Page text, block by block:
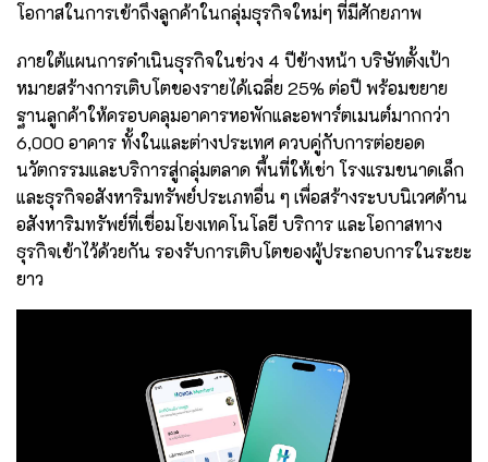
โอกาสในการเข้าถึงลูกค้าในกลุ่มธุรกิจใหม่ๆ ที่มีศักยภาพ
ภายใต้แผนการดำเนินธุรกิจในช่วง 4 ปีข้างหน้า บริษัทตั้งเป้า
หมายสร้างการเติบโตของรายได้เฉลี่ย 25% ต่อปี พร้อมขยาย
ฐานลูกค้าให้ครอบคลุมอาคารหอพักและอพาร์ตเมนต์มากกว่า
6,000 อาคาร ทั้งในและต่างประเทศ ควบคู่กับการต่อยอด
นวัตกรรมและบริการสู่กลุ่มตลาด พื้นที่ให้เช่า โรงแรมขนาดเล็ก
และธุรกิจอสังหาริมทรัพย์ประเภทอื่น ๆ เพื่อสร้างระบบนิเวศด้าน
อสังหาริมทรัพย์ที่เชื่อมโยงเทคโนโลยี บริการ และโอกาสทาง
ธุรกิจเข้าไว้ด้วยกัน รองรับการเติบโตของผู้ประกอบการในระยะ
ยาว